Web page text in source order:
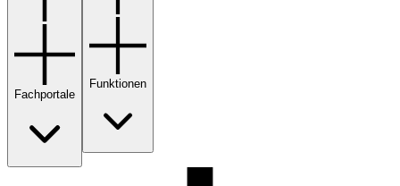
Fachportale
Funktionen